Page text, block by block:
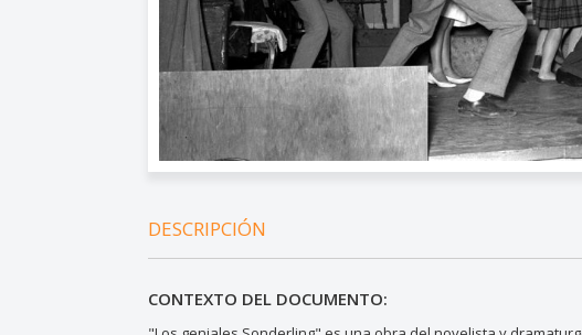
DESCRIPCIÓN
CONTEXTO DEL DOCUMENTO: